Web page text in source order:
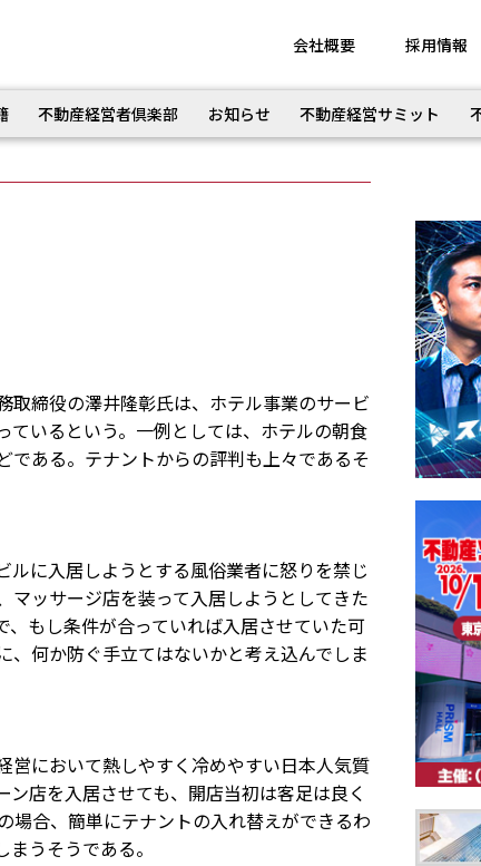
会社概要 採用情報
不動産経営者倶楽部 お知らせ 不動産経営サミット
締役の澤井隆彰氏は、ホテル事業のサービ
いるという。一例としては、ホテルの朝食
である。テナントからの評判も上々であるそ
に入居しようとする風俗業者に怒りを禁じ
ッサージ店を装って入居しようとしてきた
もし条件が合っていれば入居させていた可
何か防ぐ手立てはないかと考え込んでしま
営において熱しやすく冷めやすい日本人気質
店を入居させても、開店当初は客足は良く
場合、簡単にテナントの入れ替えができるわ
うそうである。